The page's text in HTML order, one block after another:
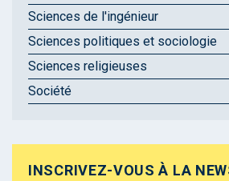
Sciences de l'ingénieur
Sciences politiques et sociologie
Sciences religieuses
Société
INSCRIVEZ-VOUS À LA